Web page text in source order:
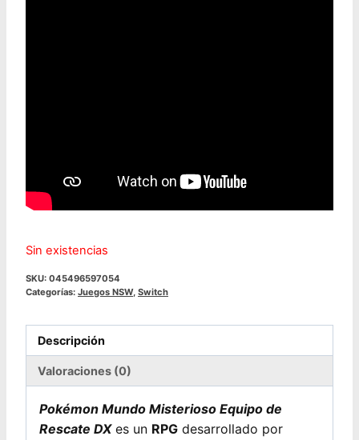
Sin existencias
SKU: 045496597054
Categorías: Juegos NSW, Switch
Descripción
Valoraciones (0)
Pokémon Mundo Misterioso Equipo de
Rescate DXes un RPG desarrollado por